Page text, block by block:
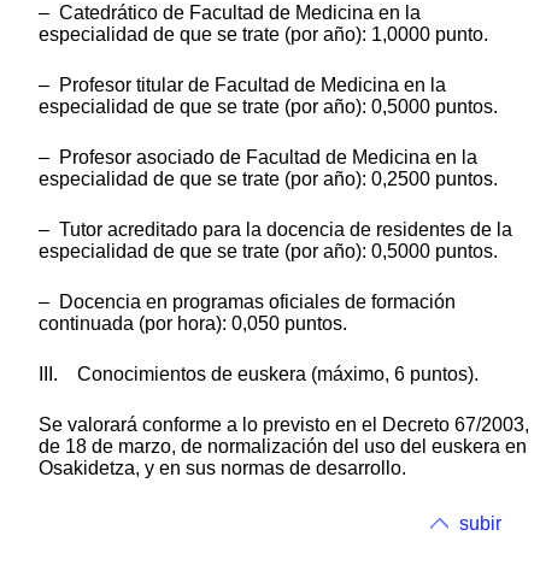
– Catedrático de Facultad de Medicina en la
especialidad de que se trate (por año): 1,0000 punto.
– Profesor titular de Facultad de Medicina en la
especialidad de que se trate (por año): 0,5000 puntos.
– Profesor asociado de Facultad de Medicina en la
especialidad de que se trate (por año): 0,2500 puntos.
– Tutor acreditado para la docencia de residentes de la
especialidad de que se trate (por año): 0,5000 puntos.
– Docencia en programas oficiales de formación
continuada (por hora): 0,050 puntos.
III. Conocimientos de euskera (máximo, 6 puntos).
Se valorará conforme a lo previsto en el Decreto 67/2003,
de 18 de marzo, de normalización del uso del euskera en
Osakidetza, y en sus normas de desarrollo.
subir